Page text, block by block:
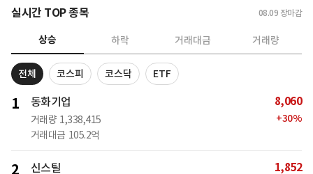
실시간 TOP 종목 08.09 장마감
상승 하락 거래대금 거래량
전체 코스피 코스닥 ETF
1 동화기업
거래량 1,338,415
거래대금 105.2억
8,060
+30%
2 신스틸 1,852